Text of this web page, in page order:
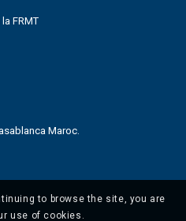
FRMT
Maroc.
to browse the site, you are
use of cookies.